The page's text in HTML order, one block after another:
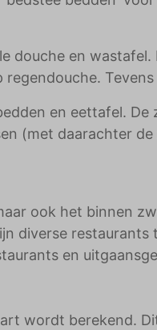
douche en
en eettafel. De
(met daarachter
ook het binnen
diverse
en
wordt berekend.